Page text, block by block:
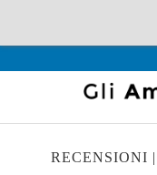
Recensioni
Interviste & Incontri
BandiRECENSIONI |